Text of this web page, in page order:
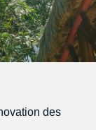
des